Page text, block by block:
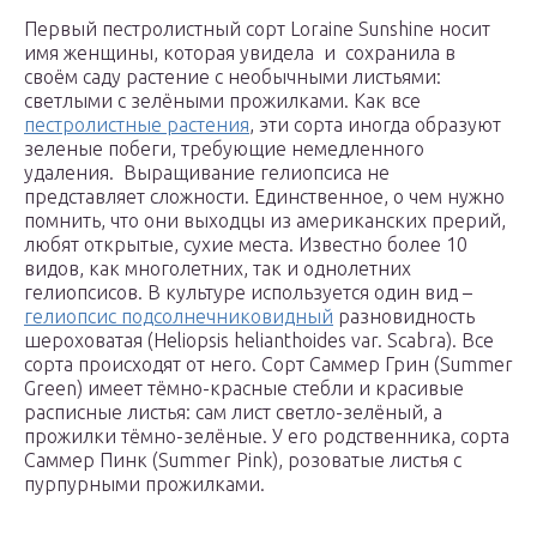
Первый пестролистный сорт Loraine Sunshine носит
имя женщины, которая увидела и сохранила в
своём саду растение с необычными листьями:
светлыми с зелёными прожилками. Как все
пестролистные растения, эти сорта иногда образуют
зеленые побеги, требующие немедленного
удаления. Выращивание гелиопсиса не
представляет сложности. Единственное, о чем нужно
помнить, что они выходцы из американских прерий,
любят открытые, сухие места. Известно более 10
видов, как многолетних, так и однолетних
гелиопсисов. В культуре используется один вид –
гелиопсис подсолнечниковидный разновидность
шероховатая (Heliopsis hеlianthoidеs var. Scabra). Все
сорта происходят от него. Сорт Саммер Грин (Summer
Green) имеет тёмно-красные стебли и красивые
расписные листья: сам лист светло-зелёный, а
прожилки тёмно-зелёные. У его родственника, сорта
Саммер Пинк (Summer Pink), розоватые листья с
пурпурными прожилками.